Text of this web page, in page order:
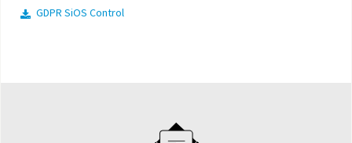
GDPR SiOS Control